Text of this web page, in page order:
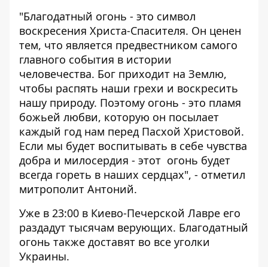
"Благодатный огонь - это символ
воскресения Христа-Спасителя. Он ценен
тем, что является предвестником самого
главного события в истории
человечества. Бог приходит на Землю,
чтобы распять наши грехи и воскресить
нашу природу. Поэтому огонь - это пламя
божьей любви, которую он посылает
каждый год нам перед Пасхой Христовой.
Если мы будет воспитывать в себе чувства
добра и милосердия - этот огонь будет
всегда гореть в наших сердцах", - отметил
митрополит Антоний.
Уже в 23:00 в Киево-Печерской Лавре его
раздадут тысячам верующих. Благодатный
огонь также доставят во все уголки
Украины.